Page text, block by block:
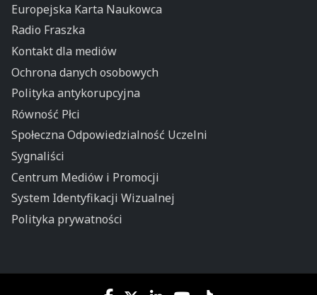
Europejska Karta Naukowca
Radio Fraszka
Kontakt dla mediów
Ochrona danych osobowych
Polityka antykorupcyjna
Równość Płci
Społeczna Odpowiedzialność Uczelni
Sygnaliści
Centrum Mediów i Promocji
System Identyfikacji Wizualnej
Polityka prywatności